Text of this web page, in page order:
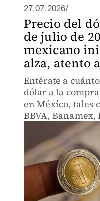
27.07.2026/
Precio del
de julio de
mexicano
alza, atento
Entérate a
dólar a la
en México, tales
BBVA,